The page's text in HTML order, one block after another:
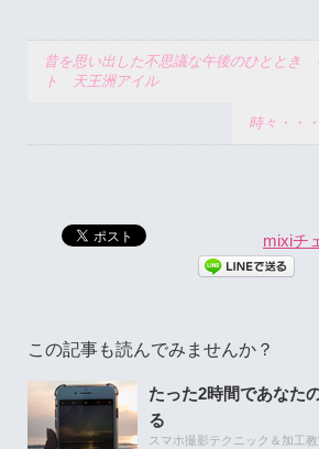
昔を思い出した不思議な午後のひととき
ト 天王洲アイル
時々・・
mixiチ
この記事も読んでみませんか？
たった2時間であなた
る
スマホ撮影テクニック＆加工